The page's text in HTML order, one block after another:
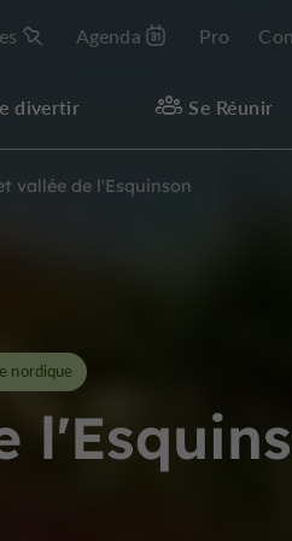
Agenda Pro
divertir Se Réunir
vallée de l'Esquinson
nordique